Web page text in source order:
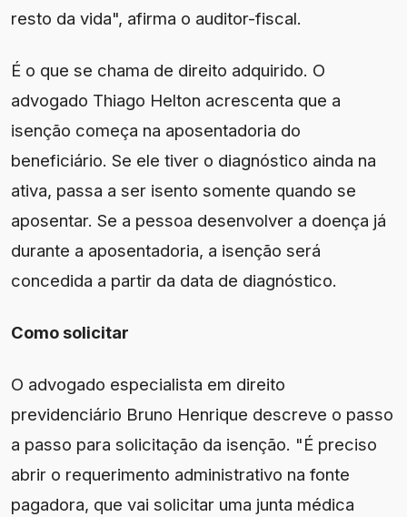
resto da vida", afirma o auditor-fiscal.
É o que se chama de direito adquirido. O
advogado Thiago Helton acrescenta que a
isenção começa na aposentadoria do
beneficiário. Se ele tiver o diagnóstico ainda na
ativa, passa a ser isento somente quando se
aposentar. Se a pessoa desenvolver a doença já
durante a aposentadoria, a isenção será
concedida a partir da data de diagnóstico.
Como solicitar
O advogado especialista em direito
previdenciário Bruno Henrique descreve o passo
a passo para solicitação da isenção. "É preciso
abrir o requerimento administrativo na fonte
pagadora, que vai solicitar uma junta médica